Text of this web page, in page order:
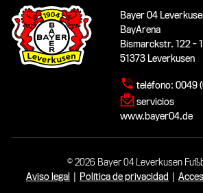
Bayer 04
BayArena
Bismarckstr. 122 -
51373 Leverkusen
teléfono: 0049
servicios
www.bayer04.de
© 2026 Bayer 04 Leverkusen
Aviso legal | Política de privacidad |